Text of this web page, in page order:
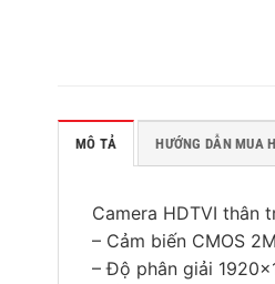
MÔ TẢ HƯỚNG DẪN MUA
Camera HDTVI thân
– Cảm biến CMOS
– Độ phân giải